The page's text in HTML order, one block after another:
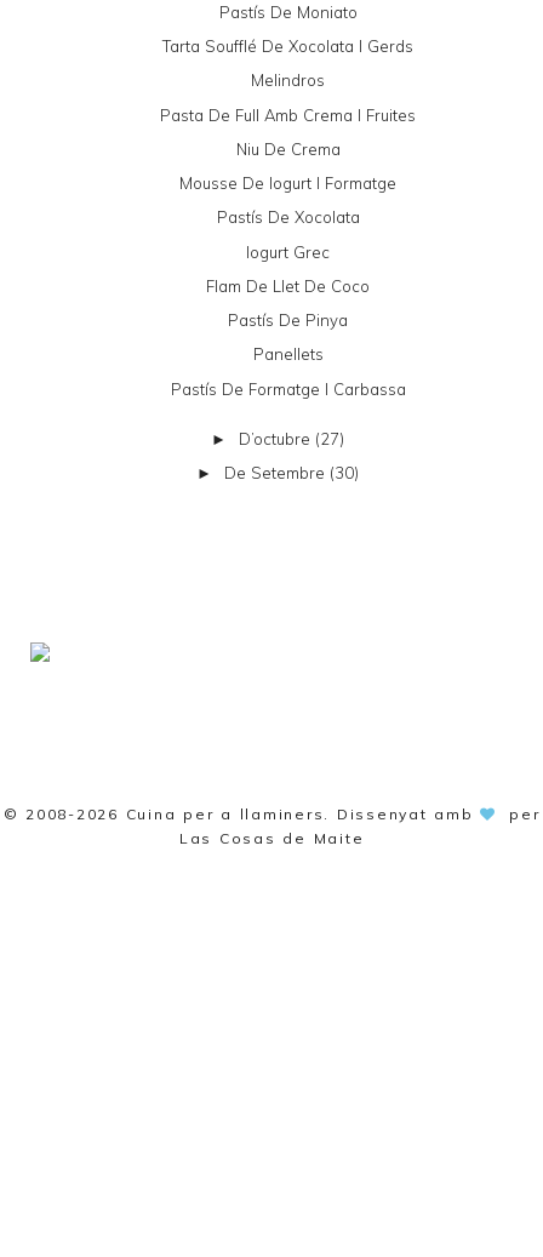
Pastís De Moniato
Tarta Soufflé De Xocolata I Gerds
Melindros
Pasta De Full Amb Crema I Fruites
Niu De Crema
Mousse De Iogurt I Formatge
Pastís De Xocolata
Iogurt Grec
Flam De Llet De Coco
Pastís De Pinya
Panellets
Pastís De Formatge I Carbassa
► D’octubre (27)
► De Setembre (30)
© 2008-2026 Cuina per a llaminers . Dissenyat amb
per
Las Cosas de Maite